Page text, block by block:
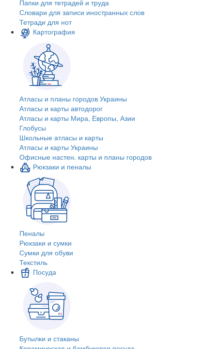
Папки для тетрадей и труда
Словари для записи иностранных слов
Тетради для нот
Картография
Атласы и планы городов Украины
Атласы и карты автодорог
Атласы и карты Мира, Европы, Азии
Глобусы
Школьные атласы и карты
Атласы и карты Украины
Офисные настен. карты и планы городов
Рюкзаки и пеналы
Пеналы
Рюкзаки и сумки
Сумки для обуви
Текстиль
Посуда
Бутылки и стаканы